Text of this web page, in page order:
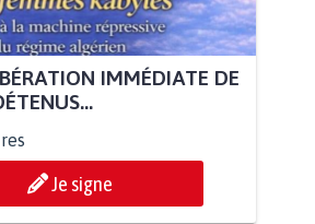
IMMÉDIATE DE
Je signe